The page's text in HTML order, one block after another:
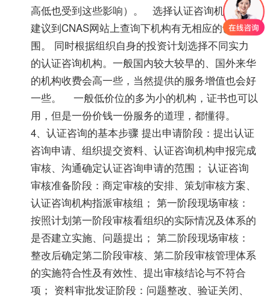
高低也受到这些影响）。 选择认证咨询机构时，
建议到CNAS网站上查询下机构有无相应的认可范
围。 同时根据组织自身的投资计划选择不同实力
的认证咨询机构。一般国内较大较早的、国外来华
的机构收费会高一些，当然提供的服务增值也会好
一些。 一般低价位的多为小的机构，证书也可以
用，但是一份价钱一份服务的道理，都懂得。
4、认证咨询的基本步骤 提出申请阶段：提出认证
咨询申请、组织提交资料、认证咨询机构申报完成
审核、沟通确定认证咨询申请的范围； 认证咨询
审核准备阶段：商定审核的安排、策划审核方案、
认证咨询机构指派审核组； 第一阶段现场审核：
按照计划第一阶段审核看组织的实际情况及体系的
是否建立实施、问题提出； 第二阶段现场审核：
整改后确定第二阶段审核、第二阶段审核管理体系
的实施符合性及有效性、提出审核结论与不符合
项； 资料审批发证阶段：问题整改、验证关闭、